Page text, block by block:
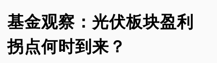
基金观察：光伏板块盈利
拐点何时到来？